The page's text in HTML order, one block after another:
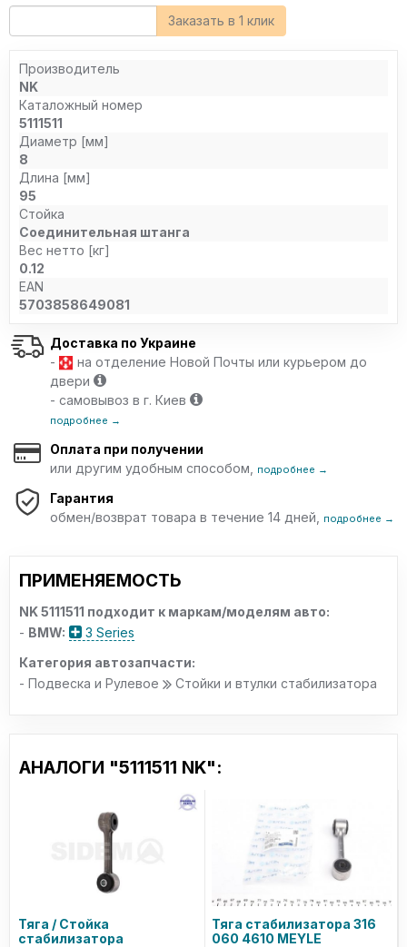
Заказать в 1 клик
Производитель
NK
Каталожный номер
5111511
Диаметр [мм]
8
Длина [мм]
95
Стойка
Соединительная штанга
Вес нетто [кг]
0.12
EAN
5703858649081
Доставка по Украине
-
на отделение Новой Почты или курьером до
двери
- самовывоз в г. Киев
подробнее →
Оплата при получении
или другим удобным способом,
подробнее →
Гарантия
обмен/возврат товара в течение 14 дней,
подробнее →
ПРИМЕНЯЕМОСТЬ
NK 5111511 подходит к маркам/моделям авто:
- BMW:
3 Series
Категория автозапчасти:
- Подвеска и Рулевое
Стойки и втулки стабилизатора
АНАЛОГИ "5111511 NK":
Тяга / Стойка
стабилизатора
Тяга стабилизатора 316
060 4610 MEYLE